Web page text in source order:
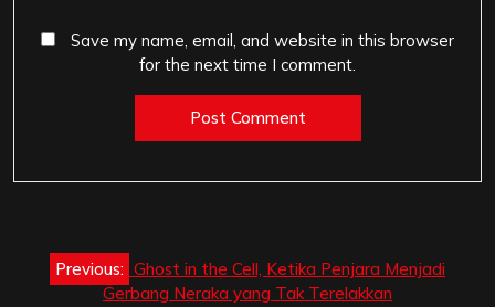
Save my name, email, and website in this browser
for the next time I comment.
Post
navigation
Previous: Ghost in the Cell, Ketika Penjara Menjadi
Gerbang Neraka yang Tak Terelakkan